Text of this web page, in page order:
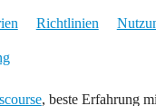
Richtlinien
, beste Erfahrung